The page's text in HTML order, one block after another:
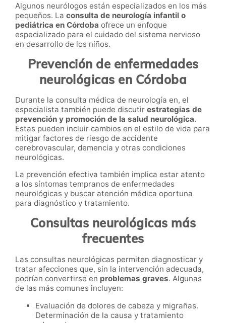
Algunos neurólogos están especializados en los más
pequeños. La consulta de neurología infantil o
pediátrica en Córdoba ofrece un enfoque
especializado para el cuidado del sistema nervioso
en desarrollo de los niños.
Prevención de enfermedades
neurológicas en Córdoba
Durante la consulta médica de neurología en, el
especialista también puede discutir estrategias de
prevención y promoción de la salud neurológica.
Estas pueden incluir cambios en el estilo de vida para
mitigar factores de riesgo de accidente
cerebrovascular, demencia y otras condiciones
neurológicas.
La prevención efectiva también implica estar atento
a los síntomas tempranos de enfermedades
neurológicas y buscar atención médica oportuna
para diagnóstico y tratamiento.
Consultas neurológicas más
frecuentes
Las consultas neurológicas permiten diagnosticar y
tratar afecciones que, sin la intervención adecuada,
podrían convertirse en problemas graves. Algunas
de las más comunes incluyen:
Evaluación de dolores de cabeza y migrañas.
Determinación de la causa y tratamiento